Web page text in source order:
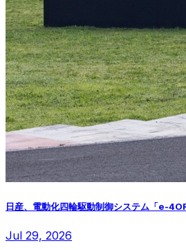
日産、電動化四輪駆動制御システム「e-
Jul 29, 2026